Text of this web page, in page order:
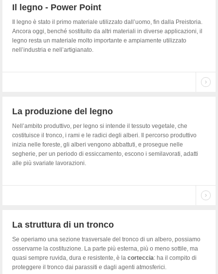
Il legno - Power Point
Il legno è stato il primo materiale utilizzato dall’uomo, fin dalla Preistoria.
Ancora oggi, benché sostituito da altri materiali in diverse applicazioni, il
legno resta un materiale molto importante e ampiamente utilizzato
nell’industria e nell’artigianato.
La produzione del legno
Nell’ambito produttivo, per legno si intende il tessuto vegetale, che
costituisce il tronco, i rami e le radici degli alberi. Il percorso produttivo
inizia nelle foreste, gli alberi vengono abbattuti, e prosegue nelle
segherie, per un periodo di essiccamento, escono i semilavorati, adatti
alle più svariate lavorazioni.
La struttura di un tronco
Se operiamo una sezione trasversale del tronco di un albero, possiamo
osservarne la costituzione. La parte più esterna, più o meno sottile, ma
quasi sempre ruvida, dura e resistente, è la corteccia: ha il compito di
proteggere il tronco dai parassiti e dagli agenti atmosferici.